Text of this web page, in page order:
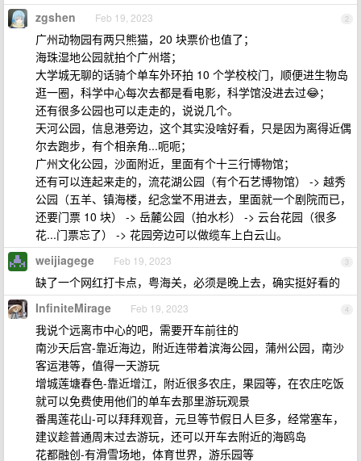
2
zgshen Feb 19, 2023
广州动物园有两只熊猫，20 块票价也值了；
海珠湿地公园就拍个广州塔；
大学城无聊的话骑个单车外环拍 10 个学校校门，顺便进生物岛
逛一圈，科学中心每次去都是看电影，科学馆没进去过😂；
还有很多公园也可以走走的，说说几个。
天河公园，信息港旁边，这个其实没啥好看，只是因为离得近偶
尔去跑步，有个相亲角...呃呃；
广州文化公园，沙面附近，里面有个十三行博物馆；
还有可以连起来走的，流花湖公园（有个石艺博物馆） -> 越秀
公园（五羊、镇海楼，纪念堂不用进去，里面就一个剧院而已，
还要门票 10 块） -> 岳麓公园（拍水杉） -> 云台花园（很多
花...门票忘了） -> 花园旁边可以做缆车上白云山。
3
weijiagege Feb 19, 2023
缺了一个网红打卡点，粤海关，必须是晚上去，确实挺好看的
4
InfiniteMirage Feb 19, 2023
我说个远离市中心的吧，需要开车前往的
南沙天后宫-靠近海边，附近连带着滨海公园，蒲州公园，南沙
客运港等，值得一天游玩
增城莲塘春色-靠近增江，附近很多农庄，果园等，在农庄吃饭
就可以免费使用他们的单车去那里游玩观景
番禺莲花山-可以拜拜观音，元旦等节假日人巨多，经常塞车，
建议趁普通周末过去游玩，还可以开车去附近的海鸥岛
花都融创-有滑雪场地，体育世界，游乐园等